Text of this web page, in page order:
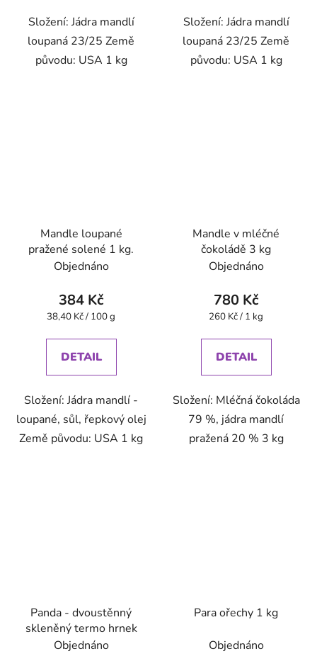
Složení: Jádra mandlí
loupaná 23/25 Země
původu: USA 1 kg
Složení: Jádra mandlí
loupaná 23/25 Země
původu: USA 1 kg
Mandle loupané
pražené solené 1 kg.
Objednáno
384 Kč
Měrná
38,40 Kč / 100 g
DETAIL
Složení: Jádra mandlí -
loupané, sůl, řepkový olej
Země původu: USA 1 kg
Mandle v mléčné
čokoládě 3 kg
Objednáno
780 Kč
Měrná
260 Kč / 1 kg
DETAIL
Složení: Mléčná čokoláda
79 %, jádra mandlí
pražená 20 % 3 kg
Panda - dvoustěnný
skleněný termo hrnek
Objednáno
Para ořechy 1 kg
Objednáno